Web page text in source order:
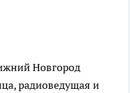
Новгород
радиоведущая и